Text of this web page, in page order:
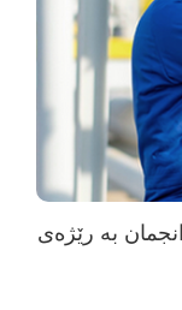
نیوەی یەکەمی 2026 قازانجمان بە رێژەی